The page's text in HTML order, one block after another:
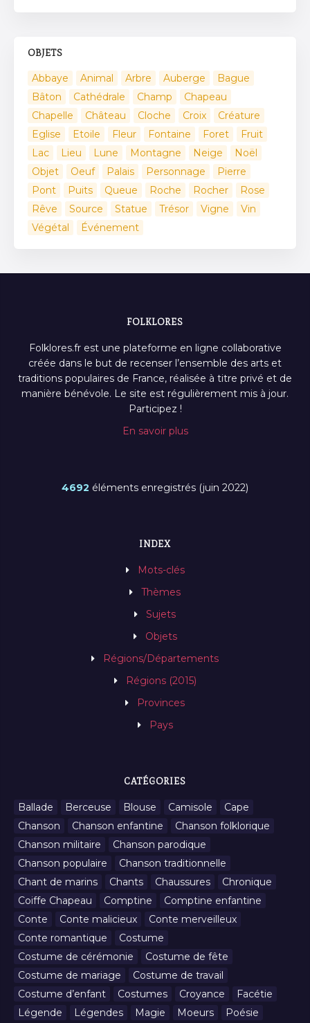
OBJETS
Abbaye Animal Arbre Auberge
Bague
Bâton
Cathédrale Champ
Chapeau
Chapelle
Château Cloche Croix
Créature
Eglise
Etoile Fleur Fontaine Foret
Fruit
Lac
Lieu Lune Montagne Neige
Noël
Objet
Oeuf Palais Personnage
Pierre
Pont
Puits Queue Roche Rocher
Rose
Rêve
Source Statue Trésor Vigne
Vin
Végétal
Événement
FOLKLORES
Folklores.fr est une plateforme en ligne collaborative
créée dans le but de recenser l’ensemble des arts et
traditions populaires de France, réalisée à titre privé et de
manière bénévole. Le site est régulièrement mis à jour.
Participez !
En savoir plus
4692 éléments enregistrés (juin 2022)
INDEX
Mots-clés
Thèmes
Sujets
Objets
Régions/Départements
Régions (2015)
Provinces
Pays
CATÉGORIES
Ballade Berceuse Blouse Camisole
Cape
Chanson
Chanson enfantine
Chanson folklorique
Chanson militaire
Chanson parodique
Chanson populaire
Chanson traditionnelle
Chant de marins
Chants Chaussures
Chronique
Coiffe Chapeau
Comptine
Comptine enfantine
Conte
Conte malicieux
Conte merveilleux
Conte romantique
Costume
Costume de cérémonie
Costume de fête
Costume de mariage
Costume de travail
Costume d’enfant
Costumes Croyance
Facétie
Légende
Légendes Magie Moeurs Poésie